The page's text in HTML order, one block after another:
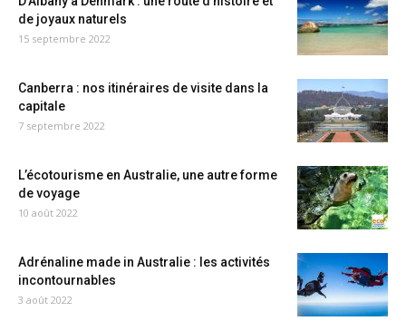
de joyaux naturels
15 septembre 2022
Canberra : nos itinéraires de visite dans la
capitale
7 septembre 2022
L’écotourisme en Australie, une autre forme
de voyage
10 août 2022
Adrénaline made in Australie : les activités
incontournables
3 août 2022